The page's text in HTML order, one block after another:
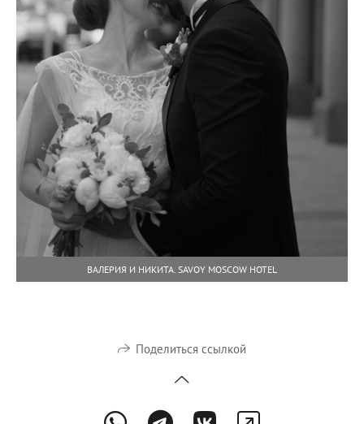
ВАЛЕРИЯ И НИКИТА. SAVOY MOSCOW HOTEL
Поделиться ссылкой